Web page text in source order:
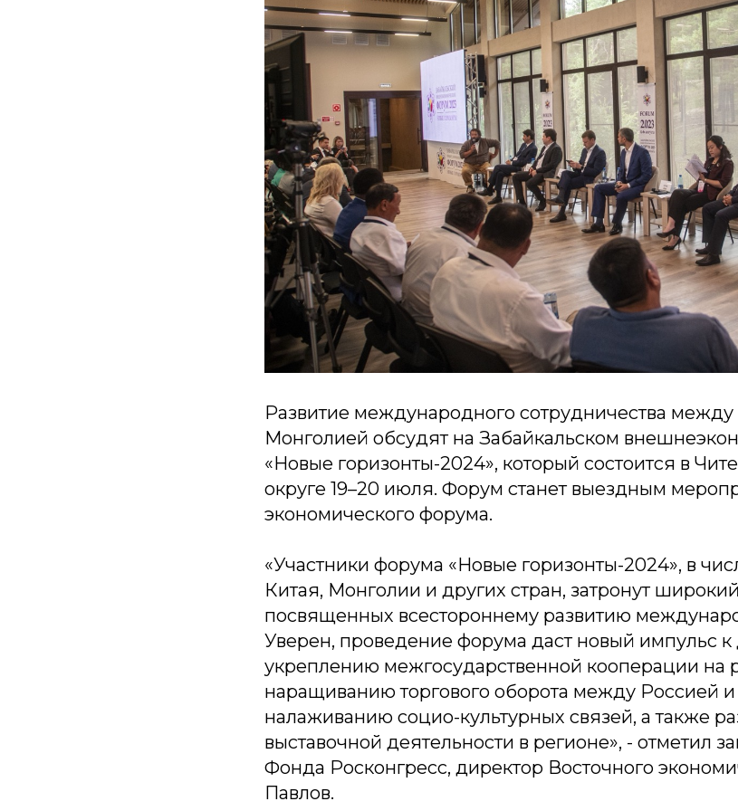
Развитие международного сотрудничества
Монголией обсудят на Забайкальском
«Новые горизонты-2024», который состоится в
округе 19–20 июля. Форум станет выездным
экономического форума.
«Участники форума «Новые горизонты-2024», в
Китая, Монголии и других стран, затронут
посвященных всестороннему развитию
Уверен, проведение форума даст новый импульс
укреплению межгосударственной кооперации на
наращиванию торгового оборота между Россией
налаживанию социо-культурных связей, а также
выставочной деятельности в регионе», - отметил
Фонда Росконгресс, директор Восточного
Павлов.